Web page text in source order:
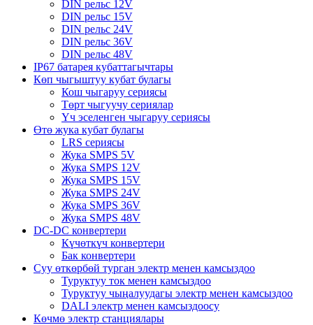
DIN рельс 12V
DIN рельс 15V
DIN рельс 24V
DIN рельс 36V
DIN рельс 48V
IP67 батарея кубаттагычтары
Көп чыгыштуу кубат булагы
Кош чыгаруу сериясы
Төрт чыгуучу сериялар
Үч эселенген чыгаруу сериясы
Өтө жука кубат булагы
LRS сериясы
Жука SMPS 5V
Жука SMPS 12V
Жука SMPS 15V
Жука SMPS 24V
Жука SMPS 36V
Жука SMPS 48V
DC-DC конвертери
Күчөткүч конвертери
Бак конвертери
Суу өткөрбөй турган электр менен камсыздоо
Туруктуу ток менен камсыздоо
Туруктуу чыңалуудагы электр менен камсыздоо
DALI электр менен камсыздоосу
Көчмө электр станциялары